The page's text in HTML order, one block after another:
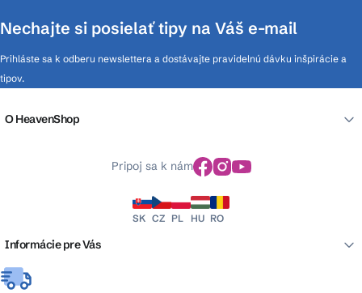
Nechajte si posielať tipy na Váš e-mail
Prihláste sa k odberu newslettera a dostávajte pravidelnú dávku inšpirácie a
tipov.
O HeavenShop
Pripoj sa k nám
SK CZ PL HU RO
Informácie pre Vás